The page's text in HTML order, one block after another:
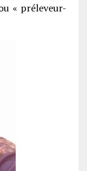
« préleveur-